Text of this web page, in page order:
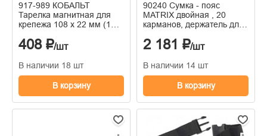
917-989 КОБАЛЬТ
Тарелка магнитная для
крепежа 108 х 22 мм (1
408 ₽/шт
В наличии 18 шт
В корзину
90240 Сумка - пояс
MATRIX двойная , 20
карманов, держатель для
2 181 ₽/шт
В наличии 14 шт
В корзину